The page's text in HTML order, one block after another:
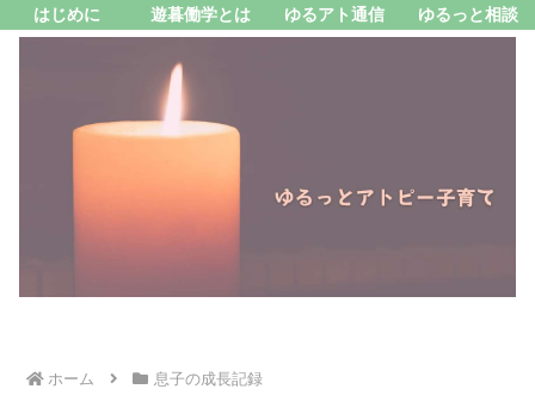
はじめに 遊暮働学とは ゆるアト通信 ゆるっと相談
ホーム 息子の成長記録